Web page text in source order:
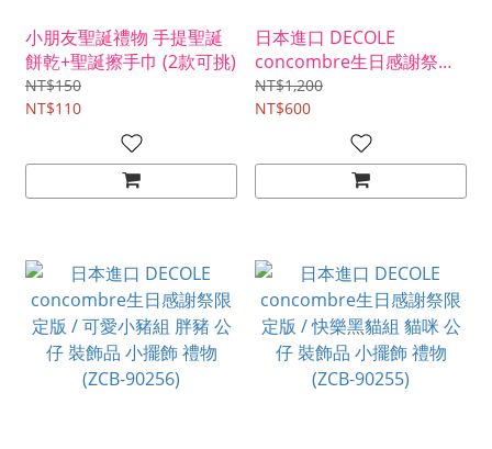
小朋友聖誕禮物 手提聖誕
餅乾+聖誕擦手巾 (2款可挑)
NT$150
NT$110
日本進口 DECOLE
concombre生日感謝祭限
定版 / 悠閒青娃組 公仔 裝
飾品 小擺飾 禮物 (ZCB-
NT$1,200
NT$600